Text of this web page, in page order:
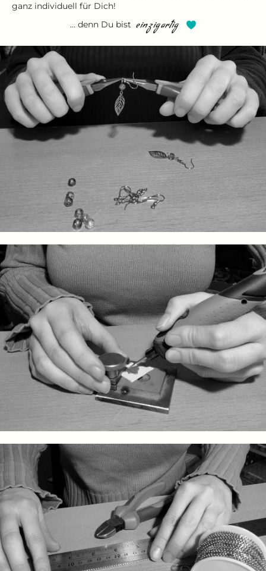
ganz individuell für Dich!
... denn Du bisteinzigartig